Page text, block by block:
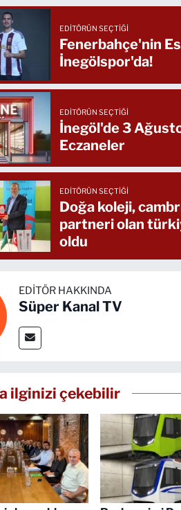
EDITÖRÜN SEÇTIĞI
Fenerbahçe'nin
İnegölspor'da!
EDITÖRÜN SEÇTIĞI
İnegöl'de 3
Eczaneler
EDITÖRÜN SEÇTIĞI
Doğa koleji,
partneri olan
oldu
EDITÖR HAKKINDA
Süper Kanal TV
ilginizi çekebilir